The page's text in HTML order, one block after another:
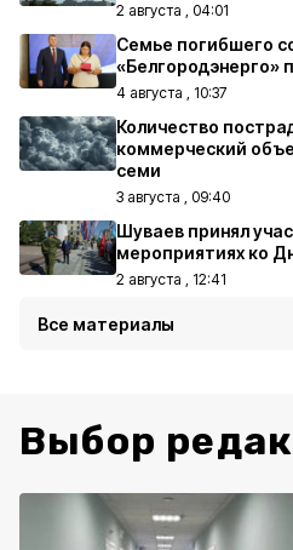
2 августа , 04:01
Семье погибшего
«Белгородэнерго»
4 августа , 10:37
Количество
коммерческий
семи
3 августа , 09:40
Шуваев принял
мероприятиях ко
2 августа , 12:41
Все материалы
Выбор